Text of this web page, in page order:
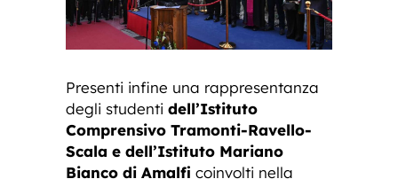
Presenti infine una rappresentanza
degli studenti dell’Istituto
Comprensivo Tramonti-Ravello-
Scala e dell’Istituto Mariano
Bianco di Amalfi coinvolti nella